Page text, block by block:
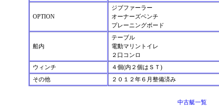
OPTION
ジブファーラー
オーナーズベンチ
プレーニングボード
船内
テーブル
電動マリントイレ
２口コンロ
ウィンチ
４個(内２個はＳＴ)
その他
２０１２年６月整備済み
中古艇一覧